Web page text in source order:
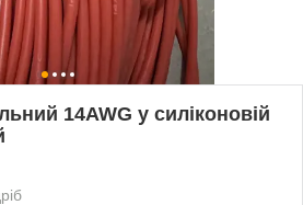
14AWG у силіконовій